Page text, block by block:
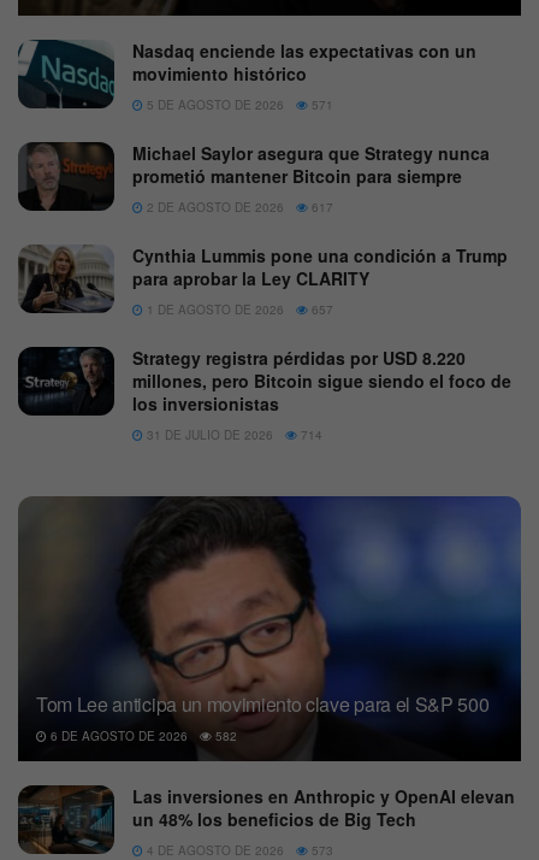
Nasdaq enciende las expectativas con un
movimiento histórico
5 DE AGOSTO DE 2026 571
Michael Saylor asegura que Strategy nunca
prometió mantener Bitcoin para siempre
2 DE AGOSTO DE 2026 617
Cynthia Lummis pone una condición a Trump
para aprobar la Ley CLARITY
1 DE AGOSTO DE 2026 657
Strategy registra pérdidas por USD 8.220
millones, pero Bitcoin sigue siendo el foco de
los inversionistas
31 DE JULIO DE 2026 714
Tom Lee anticipa un movimiento clave para el S&P 500
6 DE AGOSTO DE 2026 582
Las inversiones en Anthropic y OpenAI elevan
un 48% los beneficios de Big Tech
4 DE AGOSTO DE 2026 573